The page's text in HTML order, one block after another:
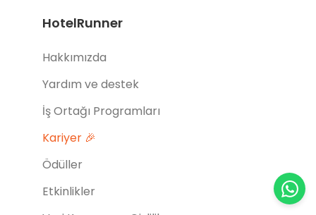
HotelRunner
Hakkımızda
Yardım ve destek
İş Ortağı Programları
Kariyer 🎉
Ödüller
Etkinlikler